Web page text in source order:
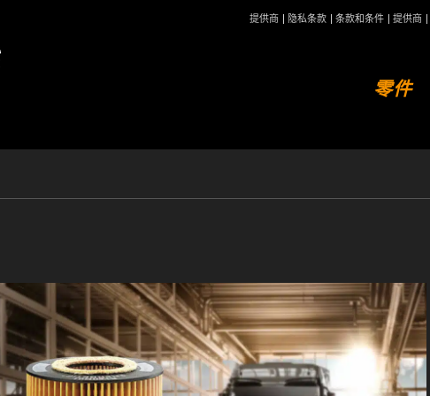
提供商 隐私条款 条款和条件 提供商
零件